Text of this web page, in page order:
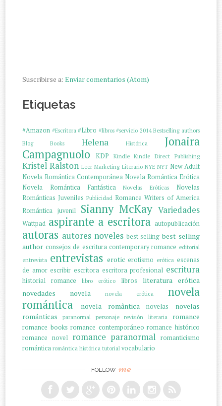
Suscribirse a:Enviar comentarios (Atom)
Etiquetas
#Amazon #Escritora #Libro #libros #servicio 2014 Bestselling authors
Blog
Books Helena Histórica
Jonaira
Campagnuolo
KDP Kindle Kindle Direct Publishing
Kristel Ralston Leer Marketing Literario NYE NYT New Adult
Novela Romántica Contemporánea Novela Romántica Erótica
Novela Romántica Fantástica
Novelas Eróticas
Novelas
Románticas Juveniles Publicidad Romance Writers of America
Romántica juvenil
Sianny McKay Variedades
Wattpad aspirante a escritora autopublicación
autoras autores noveles best-selling best-selling
author consejos de escritura contemporary romance editorial
entrevista entrevistas erotic erotismo erótica escenas
de amor escribir escritora escritora profesional escritura
historial romance libro erótico libros
literatura erótica
novedades
novela novela erótica
novela
romántica
novela romântica novelas
novelas
románticas
paranormal personaje revisión literaria romance
romance books romance contemporáneo romance histórico
romance novel romance paranormal romanticismo
romántica romántica histórica tutorial vocabulario
FOLLOW me